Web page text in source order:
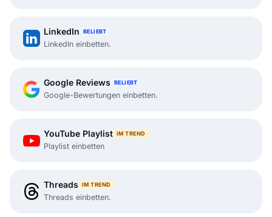
LinkedIn BELIEBT
LinkedIn einbetten.
Google Reviews BELIEBT
Google-Bewertungen einbetten.
YouTube Playlist IM TREND
Playlist einbetten
Threads IM TREND
Threads einbetten.